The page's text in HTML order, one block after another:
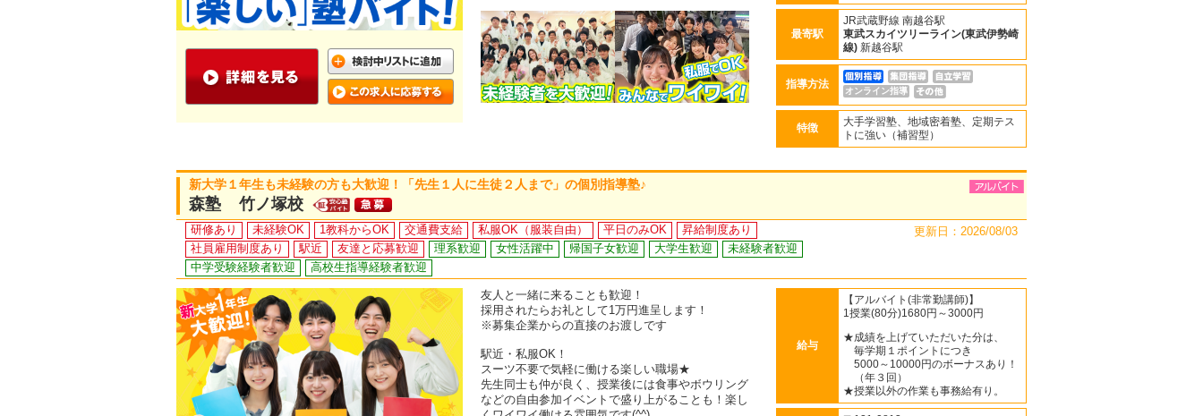
最寄駅
JR武蔵野線 南越谷駅
東武スカイツリーライン(東武伊勢崎
線) 新越谷駅
指導方法
オンライン指導
特徴
大手学習塾、地域密着塾、定期テス
トに強い（補習型）
新大学１年生も未経験の方も大歓迎！「先生１人に生徒２人まで」の個別指導塾♪
森塾 竹ノ塚校
研修あり 未経験OK 1教科からOK 交通費支給 私服OK（服装自由） 平日のみOK
昇給制度あり
社員雇用制度あり
駅近 友達と応募歓迎 理系歓迎 女性活躍中 帰国子女歓迎 大学生歓迎
未経験者歓迎
中学受験経験者歓迎
高校生指導経験者歓迎
更新日：2026/08/03
友人と一緒に来ることも歓迎！
採用されたらお礼として1万円進呈します！
※募集企業からの直接のお渡しです
駅近・私服OK！
スーツ不要で気軽に働ける楽しい職場★
先生同士も仲が良く、授業後には食事やボウリング
などの自由参加イベントで盛り上がることも！楽し
給与
【アルバイト(非常勤講師)】
1授業(80分)1680円～3000円
★成績を上げていただいた分は、
毎学期１ポイントにつき
5000～10000円のボーナスあり！
（年３回）
★授業以外の作業も事務給有り。